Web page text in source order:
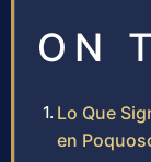
ON
Lo Que
en